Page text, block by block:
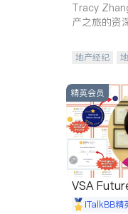
Tracy
产之旅的资
地产经纪
精英会员
VSA
iTalkBB精